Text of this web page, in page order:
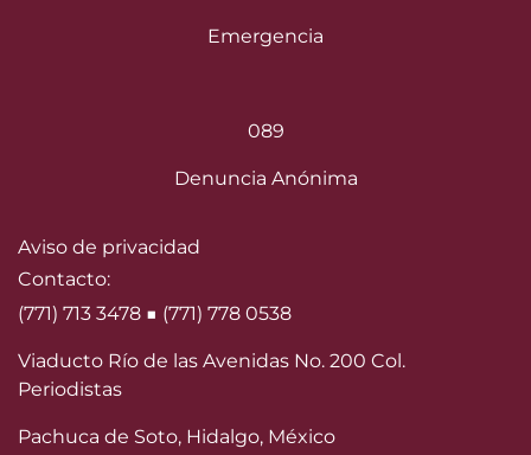
Emergencia
089
Denuncia Anónima
Aviso de privacidad
Contacto:
(771) 713 3478 ■ (771) 778 0538
Viaducto Río de las Avenidas No. 200 Col.
Periodistas
Pachuca de Soto, Hidalgo, México